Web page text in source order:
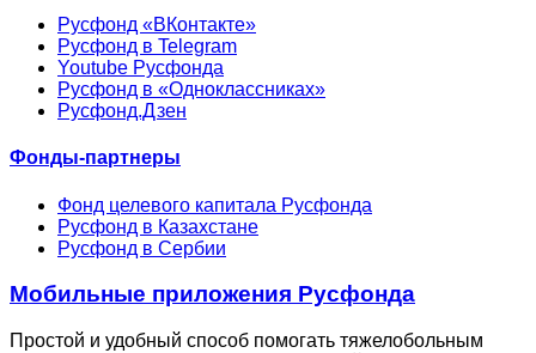
Русфонд «ВКонтакте»
Русфонд в Telegram
Youtube Русфонда
Русфонд в «Одноклассниках»
Русфонд.Дзен
Фонды-партнеры
Фонд целевого капитала Русфонда
Русфонд в Казахстане
Русфонд в Сербии
Мобильные приложения Русфонда
Простой и удобный способ помогать тяжелобольным